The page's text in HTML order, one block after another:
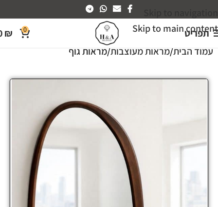
Skip to main content
תפריט 0
₪
עמוד הבית מראות מעוצבות מראות גוף